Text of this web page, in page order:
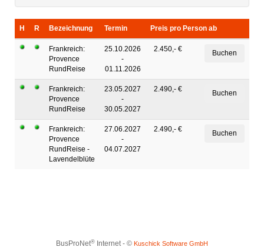
H R Bezeichnung Termin Preis pro Person ab
Frankreich:
Provence
RundReise
25.10.2026
-
01.11.2026
2.450,- €
Frankreich:
Provence
RundReise
23.05.2027
-
30.05.2027
2.490,- €
Frankreich:
Provence
RundReise -
Lavendelblüte
27.06.2027
-
04.07.2027
2.490,- €
BusProNet® Internet - © Kuschick Software GmbH